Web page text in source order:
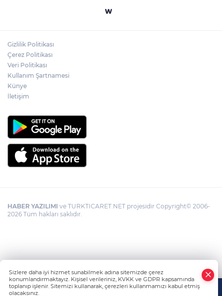
Marmara Adası açıklarında arızalanan
Gizlilik Politikası
Çerez Politikası
Veri Politikası
Kullanım Şartnamesi
Künye
İletişim
HABER YAZILIMI ve TURKTICARET.NET projesidir Copyright© 2006-
2026 Tüm hakları saklıdır.
Sizlere daha iyi hizmet sunabilmek adına sitemizde çerez
konumlandırmaktayız. Kişisel verileriniz, KVKK ve GDPR kapsamında
toplanıp işlenir. Sitemizi kullanarak, çerezleri kullanmamızı kabul etmiş
olacaksınız.